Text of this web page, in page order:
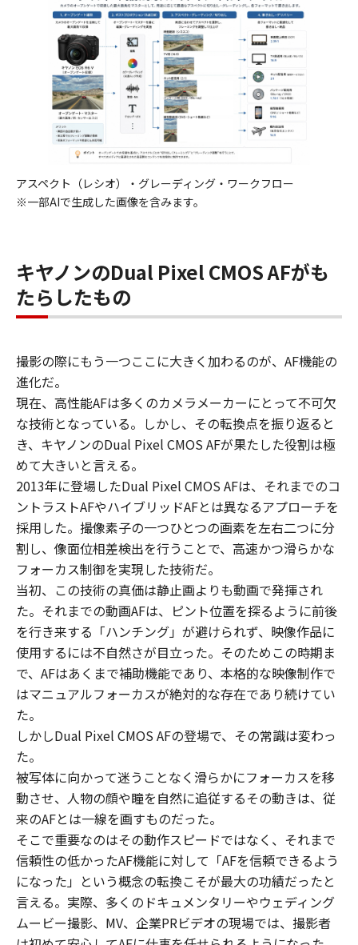
アスペクト（レシオ）・グレーディング・ワークフロー
※一部AIで生成した画像を含みます。
キヤノンのDual Pixel CMOS AFがも
たらしたもの
撮影の際にもう一つここに大きく加わるのが、AF機能の
進化だ。
現在、高性能AFは多くのカメラメーカーにとって不可欠
な技術となっている。しかし、その転換点を振り返ると
き、キヤノンのDual Pixel CMOS AFが果たした役割は極
めて大きいと言える。
2013年に登場したDual Pixel CMOS AFは、それまでのコ
ントラストAFやハイブリッドAFとは異なるアプローチを
採用した。撮像素子の一つひとつの画素を左右二つに分
割し、像面位相差検出を行うことで、高速かつ滑らかな
フォーカス制御を実現した技術だ。
当初、この技術の真価は静止画よりも動画で発揮され
た。それまでの動画AFは、ピント位置を探るように前後
を行き来する「ハンチング」が避けられず、映像作品に
使用するには不自然さが目立った。そのためこの時期ま
で、AFはあくまで補助機能であり、本格的な映像制作で
はマニュアルフォーカスが絶対的な存在であり続けてい
た。
しかしDual Pixel CMOS AFの登場で、その常識は変わっ
た。
被写体に向かって迷うことなく滑らかにフォーカスを移
動させ、人物の顔や瞳を自然に追従するその動きは、従
来のAFとは一線を画すものだった。
そこで重要なのはその動作スピードではなく、それまで
信頼性の低かったAF機能に対して「AFを信頼できるよう
になった」という概念の転換こそが最大の功績だったと
言える。実際、多くのドキュメンタリーやウェディング
ムービー撮影、MV、企業PRビデオの現場では、撮影者